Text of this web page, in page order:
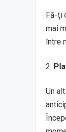
Fă-ți
mai
între
Un